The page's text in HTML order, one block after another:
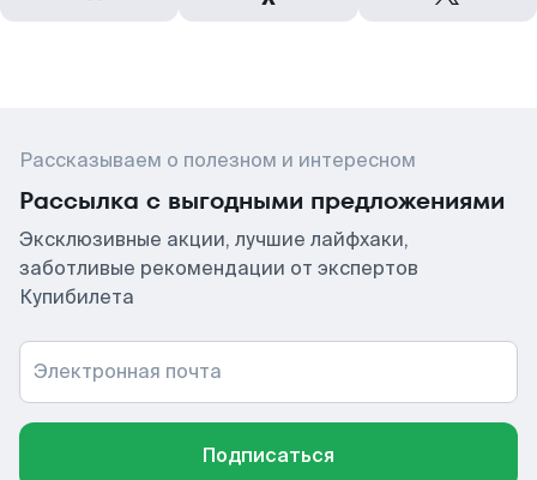
Рассказываем о полезном и интересном
Рассылка с выгодными предложениями
Эксклюзивные акции, лучшие лайфхаки,
заботливые рекомендации от экспертов
Купибилета
Электронная почта
Подписаться